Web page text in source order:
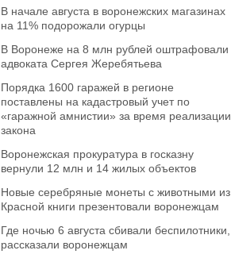
В начале августа в воронежских магазинах
на 11% подорожали огурцы
В Воронеже на 8 млн рублей оштрафовали
адвоката Сергея Жеребятьева
Порядка 1600 гаражей в регионе
поставлены на кадастровый учет по
«гаражной амнистии» за время реализации
закона
Воронежская прокуратура в госказну
вернули 12 млн и 14 жилых объектов
Новые серебряные монеты с животными из
Красной книги презентовали воронежцам
Где ночью 6 августа сбивали беспилотники,
рассказали воронежцам